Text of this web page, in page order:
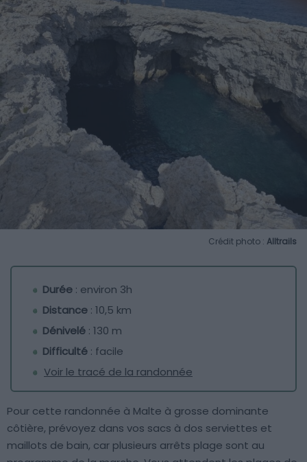
Crédit photo : Alltrails
Durée : environ 3h
Distance : 10,5 km
Dénivelé : 130 m
Difficulté : facile
Voir le tracé de la randonnée
Pour cette randonnée à Malte à grosse dominante
côtière, prévoyez dans vos sacs à dos serviettes et
maillots de bain, car plusieurs arrêts plage sont au